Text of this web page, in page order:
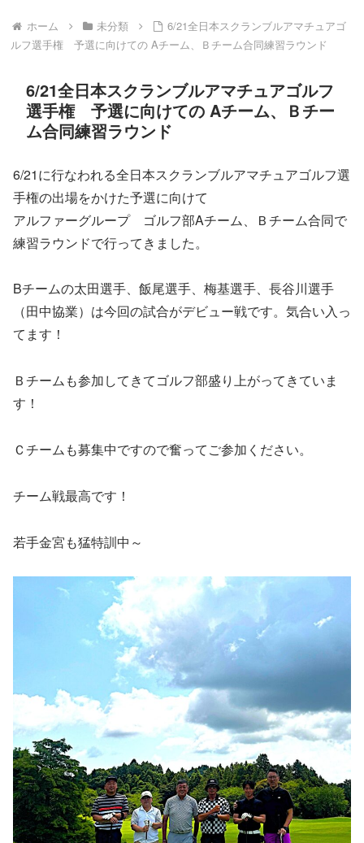
ホーム 未分類
6/21全日本スクランブルアマチュアゴ
ルフ選手権 予選に向けての Aチーム、Ｂチーム合同練習ラウンド
6/21全日本スクランブルアマチュアゴルフ
選手権 予選に向けての Aチーム、Ｂチー
ム合同練習ラウンド
6/21に行なわれる全日本スクランブルアマチュアゴルフ選
手権の出場をかけた予選に向けて
アルファーグループ ゴルフ部Aチーム、Ｂチーム合同で
練習ラウンドで行ってきました。
Bチームの太田選手、飯尾選手、梅基選手、長谷川選手
（田中協業）は今回の試合がデビュー戦です。気合い入っ
てます！
Ｂチームも参加してきてゴルフ部盛り上がってきていま
す！
Ｃチームも募集中ですので奮ってご参加ください。
チーム戦最高です！
若手金宮も猛特訓中～